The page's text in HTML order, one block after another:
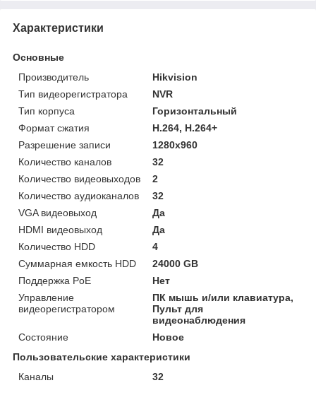
Характеристики
Основные
Производитель
Hikvision
Тип видеорегистратора
NVR
Тип корпуса
Горизонтальный
Формат сжатия
H.264, H.264+
Разрешение записи
1280х960
Количество каналов
32
Количество видеовыходов
2
Количество аудиоканалов
32
VGA видеовыход
Да
HDMI видеовыход
Да
Количество HDD
4
Суммарная емкость HDD
24000 GB
Поддержка PoE
Нет
Управление
видеорегистратором
ПК мышь и/или клавиатура,
Пульт для
видеонаблюдения
Состояние
Новое
Пользовательские характеристики
Каналы
32